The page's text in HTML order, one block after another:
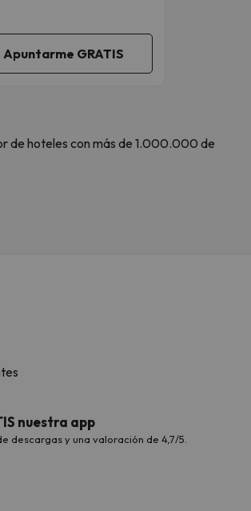
de hoteles con más de 1.000.000 de
nuestra app
descargas y una valoración de 4,7/5.